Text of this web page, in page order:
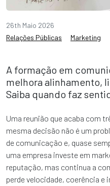
26th Maio 2026
Relações Públicas
Marketing
A formação em
melhora alinhamento,
Saiba quando faz
Uma reunião que acaba com
mesma decisão não é um
de comunicação e, quase
uma empresa investe em
reputação, mas continua a
perde velocidade, coerência e